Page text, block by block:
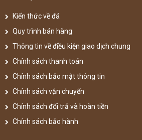
Kiến thức về đá
Quy trình bán hàng
Thông tin về điều kiện giao dịch chung
Chính sách thanh toán
Chính sách bảo mật thông tin
Chính sách vận chuyển
Chính sách đổi trả và hoàn tiền
Chính sách bảo hành